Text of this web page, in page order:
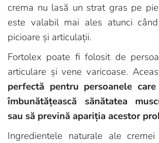
crema nu lasă un strat gras pe
este valabil mai ales atunci
picioare și articulații.
Fortolex poate fi folosit de
articulare și vene varicoase.
perfectă pentru persoanele
îmbunătățească sănătatea
sau să prevină apariția acestor
Ingredientele naturale ale